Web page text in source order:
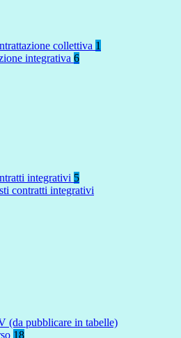
collettiva 1
integrativa 6
integrativi 5
contratti integrativi
(da pubblicare in tabelle)
18